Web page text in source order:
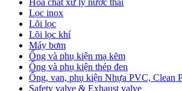
Lọc inox
Lõi lọc
Lõi lọc khí
Máy bơm
Ống và phụ kiện mạ kẽm
Ống và phụ kiện thép đen
Ống, van, phụ kiện Nhựa PVC, Clean
Safety valve & Exhaust valve